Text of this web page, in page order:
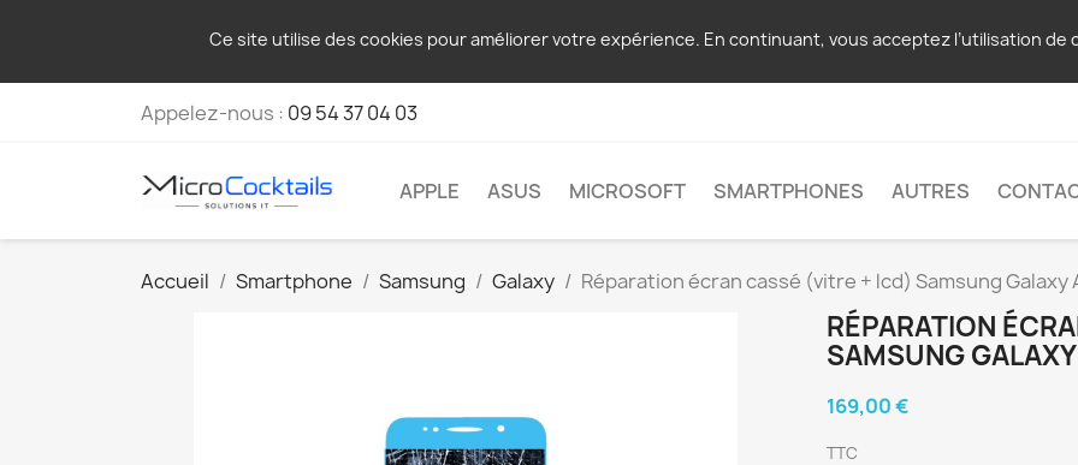
Ce site utilise des cookies pour améliorer votre expérience. En continuant, vous acceptez l’utilisation de
Appelez-nous : 09 54 37 04 03
APPLE ASUS MICROSOFT SMARTPHONES AUTRES
Accueil Smartphone Samsung Galaxy Réparation écran cassé (vitre + lcd) Samsung Galaxy
RÉPARATION
SAMSUNG
169,00 €
TTC